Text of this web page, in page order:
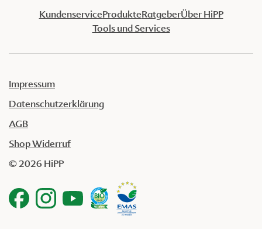
KundenserviceProdukteRatgeberÜber HiPP
Tools und Services
Impressum
Datenschutzerklärung
AGB
Shop Widerruf
© 2026 HiPP